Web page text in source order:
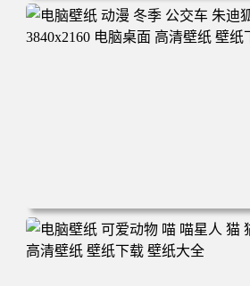
电脑壁纸 完美世界 荒天帝石昊 4K高
高清壁纸 壁纸下载 壁纸大全
电脑壁纸 动漫 冬季 公交车 朱迪狐尼
160 电脑桌面 高清壁纸 壁纸下载 壁纸